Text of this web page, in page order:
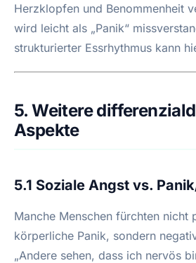
Herzklopfen und Benommenheit
wird leicht als „Panik“
strukturierter Essrhythmus kann
5. Weitere
Aspekte
5.1 Soziale Angst vs.
Manche Menschen fürchten nicht
körperliche Panik, sondern
„Andere sehen, dass ich nervös